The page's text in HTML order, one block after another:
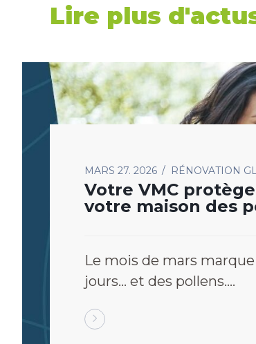
Lire plus
MARS 27. 2026 RÉNOVATION
Votre VMC
votre maison des
Le mois de mars
jours… et des pollens.…